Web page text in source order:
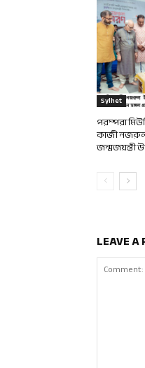
Sylhet
পরম্পরা
কাজী
জন্মজয়ন্তী
LEAVE A